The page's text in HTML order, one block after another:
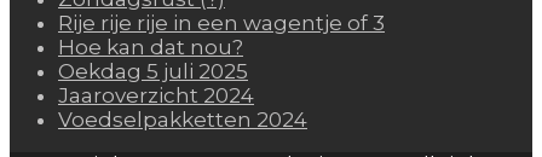
Rije rije rije in een wagentje of 3
Hoe kan dat nou?
Oekdag 5 juli 2025
Jaaroverzicht 2024
Voedselpakketten 2024